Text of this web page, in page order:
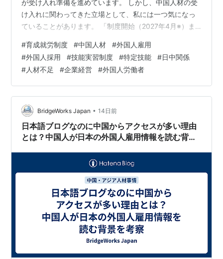
が受け入れ準備を進めています。 しかし、中国人材の受
け入れに関わってきた立場として、私には一つ気になっ
ていることがあります。 「制度開始（2027年4月※）ま
ては、依然として大きな不確実性があります。」 という
点です。 技能実習制度では、日本と送り出し国との間で
制度運用に関する枠組みが整えられていました。 育成就
労制度でも、中国から新たに人材を受け入れるには、制
度の運用方法について両国間で一定の調整が必要になる
と考えられます。 2026年…
#育成就労制度 #中国人材 #外国人雇用
#外国人採用 #技能実習制度 #特定技能 #日中関係
#人材不足 #企業経営 #外国人労働者
BridgeWorks Japan • 14日前
日本語ブログなのに中国からアクセスが多い理由
とは？中国人が日本の外国人雇用情報を読む背景